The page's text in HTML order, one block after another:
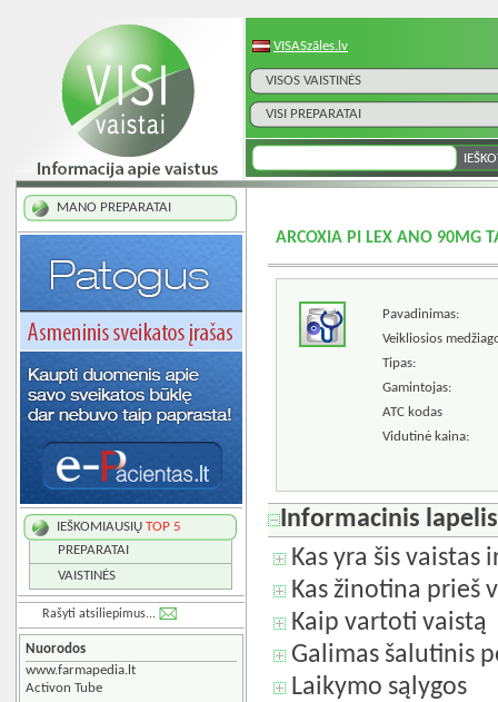
VISASzāles.lv
VISOS VAISTINĖS
VISI PREPARATAI
MANO PREPARATAI
IEŠKOMIAUSIŲ TOP 5
PREPARATAI
VAISTINĖS
Rašyti atsiliepimus...
Nuorodos
www.farmapedia.lt
Activon Tube
ARCOXIA PI LEX ANO 90MG
Pavadinimas:
Veikliosios
Tipas:
Gamintojas:
ATC kodas
Vidutinė kaina:
Informacinis lapelis
Kas yra šis vaistas
Kas žinotina prieš
Kaip vartoti vaistą
Galimas šalutinis
Laikymo sąlygos